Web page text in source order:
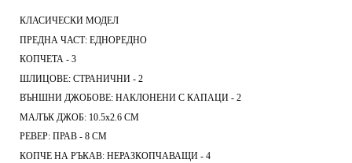
КЛАСИЧЕСКИ МОДЕЛ
ПРЕДНА ЧАСТ: ЕДНОРЕДНО
КОПЧЕТА - 3
ШЛИЦОВЕ: СТРАНИЧНИ - 2
ВЪНШНИ ДЖОБОВЕ: НАКЛОНЕНИ С КАПАЦИ - 2
МАЛЪК ДЖОБ: 10.5х2.6 СМ
РЕВЕР: ПРАВ - 8 СМ
КОПЧЕ НА РЪКАВ: НЕРАЗКОПЧАВАЩИ - 4